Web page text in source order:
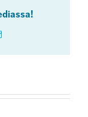
Sähköposti